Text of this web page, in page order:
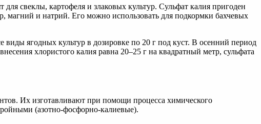
свеклы, картофеля и злаковых культур. Сульфат калия пригоден
магний и натрий. Его можно использовать для подкормки бахчевых
ягодных культур в дозировке по 20 г под куст. В осенний период
хлористого калия равна 20–25 г на квадратный метр, сульфата
Их изготавливают при помощи процесса химического
(азотно-фосфорно-калиевые).